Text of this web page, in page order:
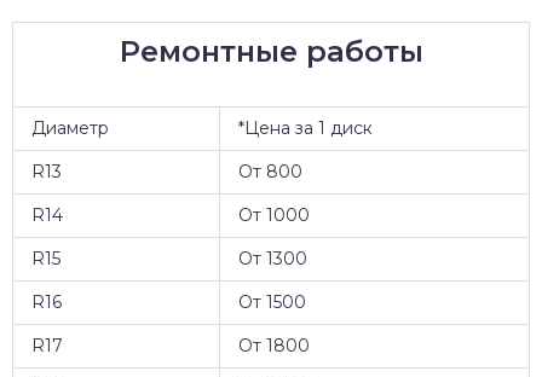
Ремонтные работы
Диаметр
*Цена за 1 диск
R13
От 800
R14
От 1000
R15
От 1300
R16
От 1500
R17
От 1800